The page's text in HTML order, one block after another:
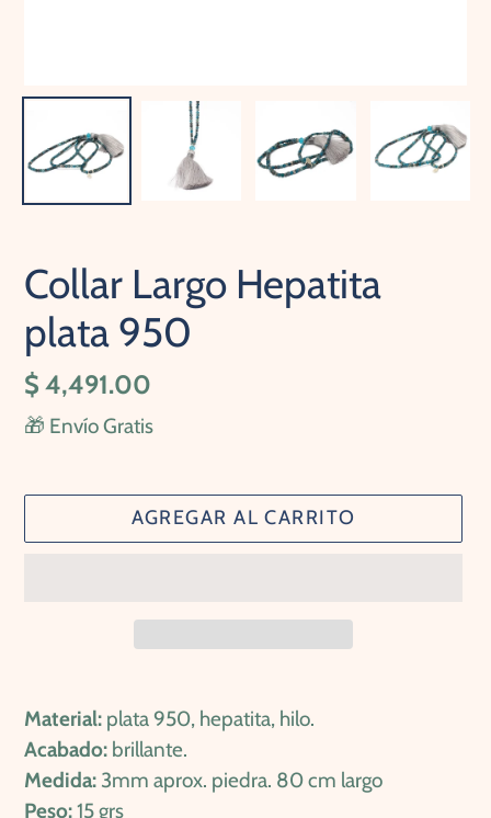
Collar Largo Hepatita
plata 950
Precio
habitual
$ 4,491.00
🎁 Envío Gratis
AGREGAR AL CARRITO
el
producto
a
tu
Material: plata 950, hepatita, hilo.
Acabado: brillante.
Medida: 3mm aprox. piedra. 80 cm largo
Peso:15 grs